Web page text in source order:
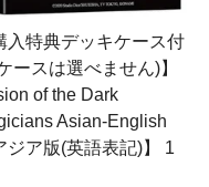
！
(WPP6)
張パック インフェル
クストラブースター
売開始致しました！
入特典デッキケース付
ースは選べません)】
of the Dark
Asian-English
ジア版(英語表記)】 1